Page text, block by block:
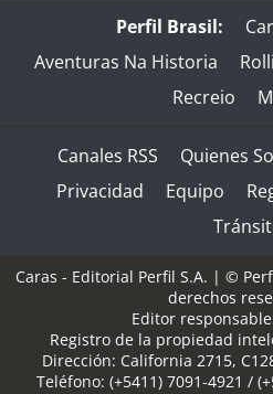
Perfil Brasil:
Aventuras Na Historia
Recreio
Canales RSS Quienes
Privacidad
Equipo
Caras - Editorial Perfil S.A. | ©
derechos
Editor
Registro de la propiedad
Dirección: California 2715,
Teléfono: (+5411) 7091-4921 /